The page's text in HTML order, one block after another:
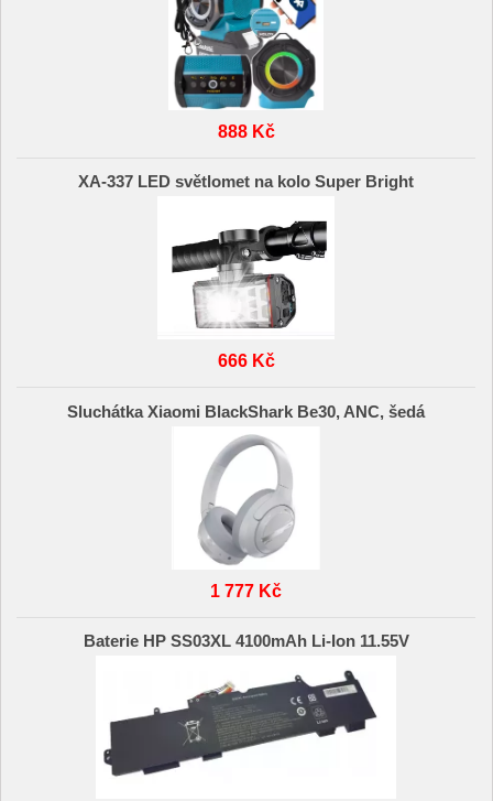
888 Kč
XA-337 LED světlomet na kolo Super Bright
666 Kč
Sluchátka Xiaomi BlackShark Be30, ANC, šedá
1 777 Kč
Baterie HP SS03XL 4100mAh Li-Ion 11.55V